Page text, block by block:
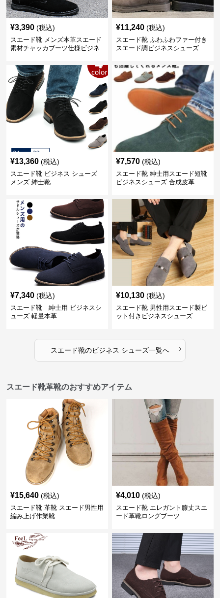
¥3,390 (税込)
スエード靴 メンズ本革スエード
素材チャッカブーツ仕様ビジネ
¥11,240 (税込)
スエード靴 ふわふわファー付き
スエード調ビジネスシューズ
¥13,360 (税込)
スエード靴 ビジネス シューズ
メンズ 紳士靴
¥7,570 (税込)
スエード靴 紳士用スエード短靴
ビジネスシューズ 合成皮革
¥7,340 (税込)
スエード靴 紳士用 ビジネスシ
ューズ 軽量本革
¥10,130 (税込)
スエード靴 男性用スエード製ビ
ット付きビジネスシューズ
スエード靴のビジネス シューズ一覧へ ›
スエード靴革靴のおすすめアイテム
¥15,640 (税込)
スエード靴 革靴 スエード男性用
編み上げ作業靴
¥4,010 (税込)
スエード靴 エレガント膝丈スエ
ード革靴ロングブーツ